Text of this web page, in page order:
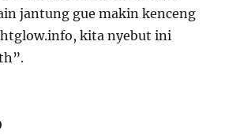
jantung gue makin kenceng
kita nyebut ini